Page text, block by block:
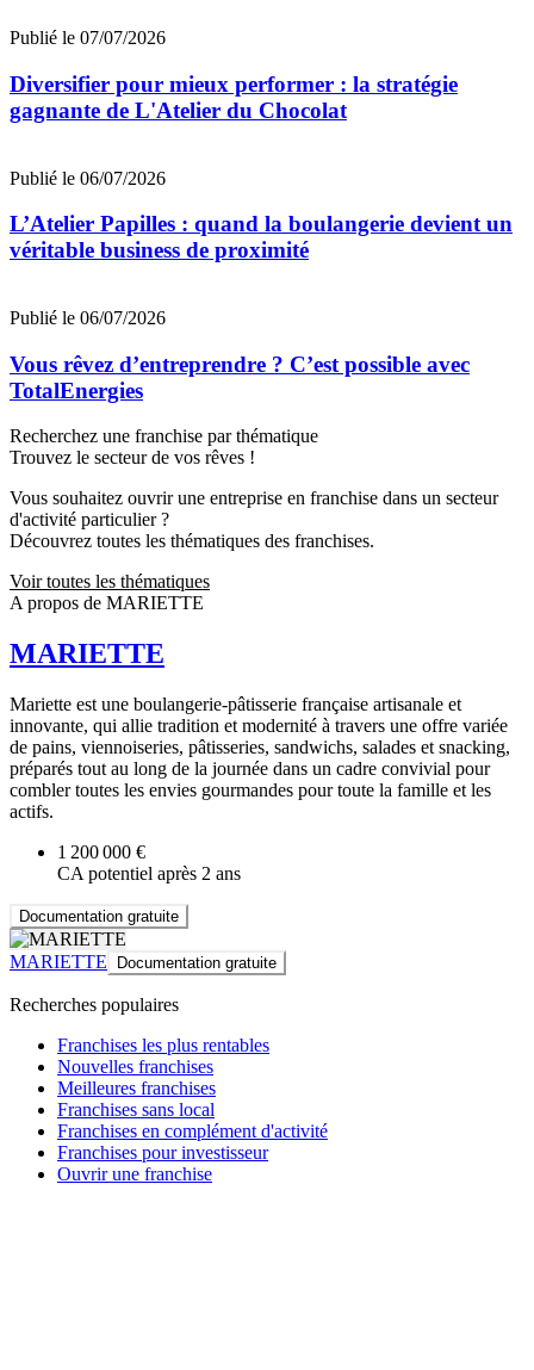
Publié le 07/07/2026
Diversifier pour mieux performer : la stratégie
gagnante de L'Atelier du Chocolat
Publié le 06/07/2026
L’Atelier Papilles : quand la boulangerie devient un
véritable business de proximité
Publié le 06/07/2026
Vous rêvez d’entreprendre ? C’est possible avec
TotalEnergies
Recherchez une franchise par thématique
Trouvez le secteur de vos rêves !
Vous souhaitez ouvrir une entreprise en franchise dans un secteur
d'activité particulier ?
Découvrez toutes les thématiques des franchises.
Voir toutes les thématiques
A propos de MARIETTE
MARIETTE
Mariette est une boulangerie-pâtisserie française artisanale et
innovante, qui allie tradition et modernité à travers une offre variée
de pains, viennoiseries, pâtisseries, sandwichs, salades et snacking,
préparés tout au long de la journée dans un cadre convivial pour
combler toutes les envies gourmandes pour toute la famille et les
actifs.
1 200 000 €
CA potentiel après 2 ans
Documentation gratuite
MARIETTE Documentation gratuite
Recherches populaires
Franchises les plus rentables
Nouvelles franchises
Meilleures franchises
Franchises sans local
Franchises en complément d'activité
Franchises pour investisseur
Ouvrir une franchise